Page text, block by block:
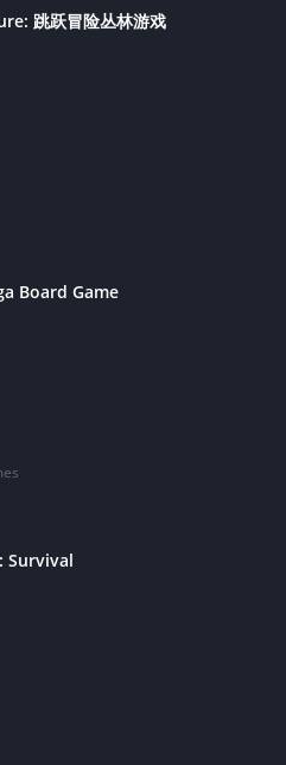
跳跃冒险丛林游戏
Board Game
Survival